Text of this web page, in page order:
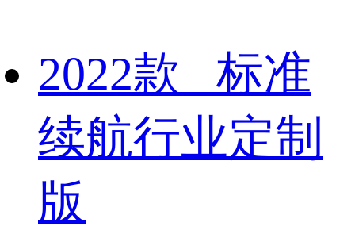
2022款 标准
续航行业定制
版